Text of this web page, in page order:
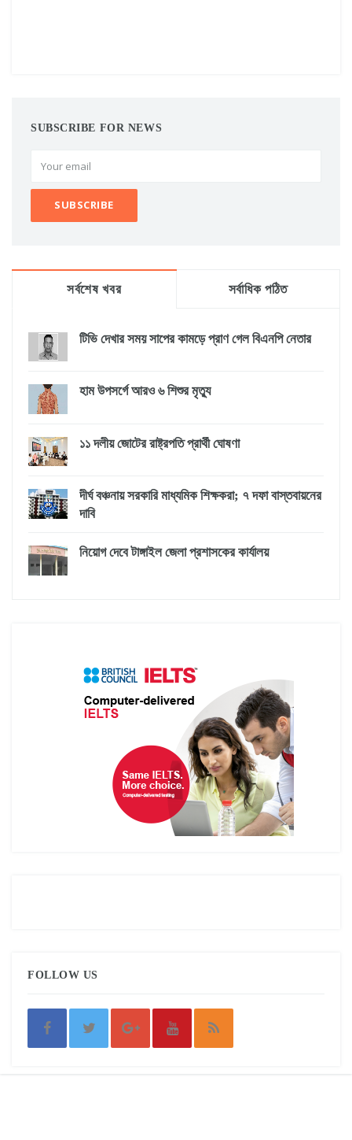
SUBSCRIBE FOR NEWS
সর্বশেষ খবর সর্বাধিক পঠিত
টিভি দেখার সময় সাপের কামড়ে প্রাণ গেল বিএনপি নেতার
হাম উপসর্গে আরও ৬ শিশুর মৃত্যু
১১ দলীয় জোটের রাষ্ট্রপতি প্রার্থী ঘোষণা
দীর্ঘ বঞ্চনায় সরকারি মাধ্যমিক শিক্ষকরা; ৭ দফা বাস্তবায়নের
দাবি
নিয়োগ দেবে টাঙ্গাইল জেলা প্রশাসকের কার্যালয়
FOLLOW US